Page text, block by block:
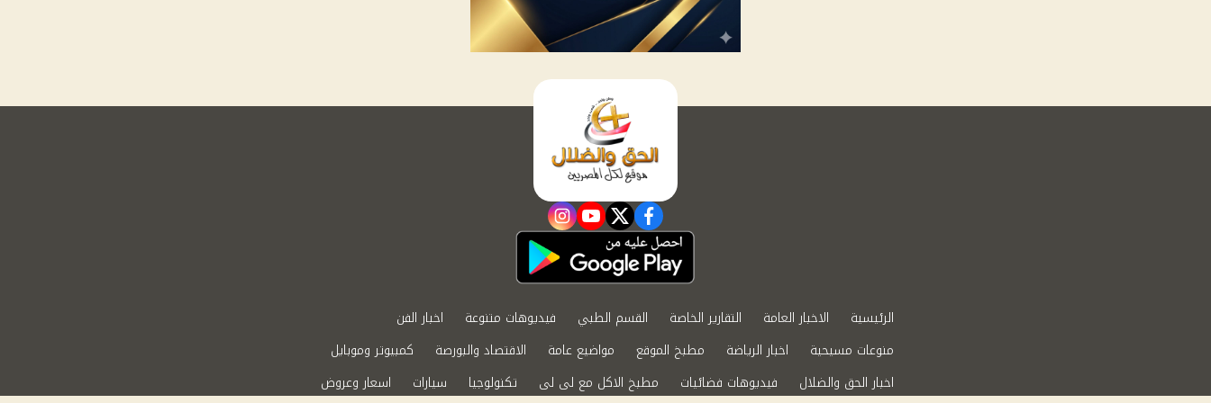
facebook
twitter
youtube
instagram
الرئيسية الاخبار العامة التقارير الخاصة القسم الطبي فيديوهات متنوعة
اخبار الفن
منوعات مسيحية
اخبار الرياضة مطبخ الموقع مواضيع عامة الاقتصاد والبورصة
كمبيوتر وموبايل
اخبار الحق والضلال
فيديوهات فضائيات مطبخ الاكل مع لى لى تكنولوجيا سيارات اسعار وعروض